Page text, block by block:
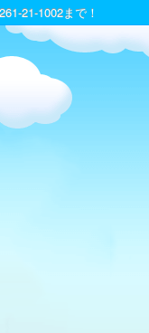
21-1002まで！